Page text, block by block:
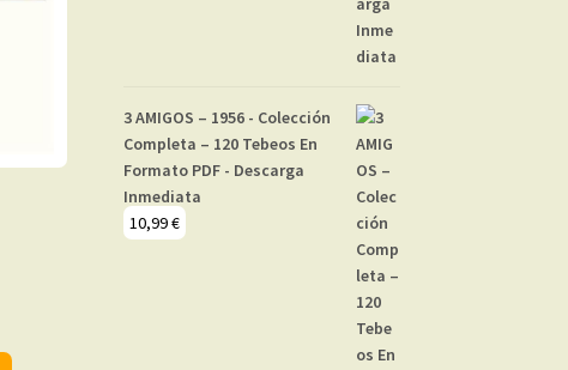
3 AMIGOS – 1956 - Colección
Completa – 120 Tebeos En
Formato PDF - Descarga
Inmediata
10,99€